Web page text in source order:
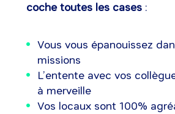
coche toutes les cases:
Vous vous épanouissez
missions
L’entente avec vos
à merveille
Vos locaux sont 100%